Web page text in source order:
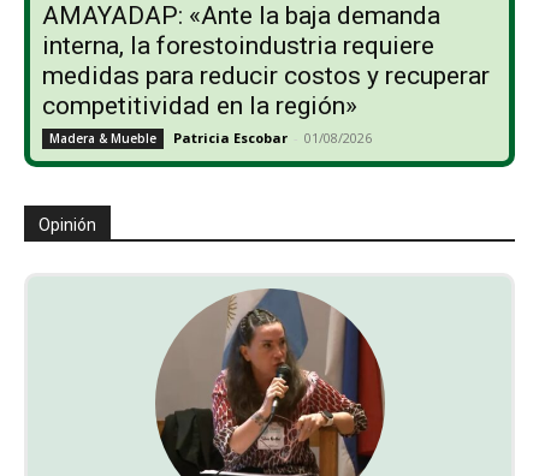
AMAYADAP: «Ante la baja demanda
interna, la forestoindustria requiere
medidas para reducir costos y recuperar
competitividad en la región»
Madera & Mueble Patricia Escobar - 01/08/2026
Opinión